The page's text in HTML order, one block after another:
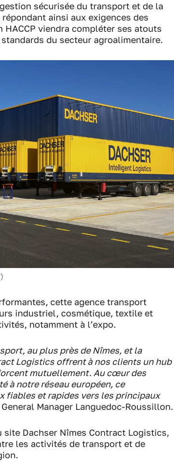
sécurisée du transport et de la
ainsi aux exigences des
viendra compléter ses atouts
du secteur agroalimentaire.
cette agence transport
industriel, cosmétique, textile et
notamment à l’expo.
au plus près de Nîmes, et la
Logistics offrent à nos clients un hub
mutuellement. Au cœur des
à notre réseau européen, ce
fiables et rapides vers les principaux
Manager Languedoc-Roussillon.
Dachser Nîmes Contract Logistics,
les activités de transport et de